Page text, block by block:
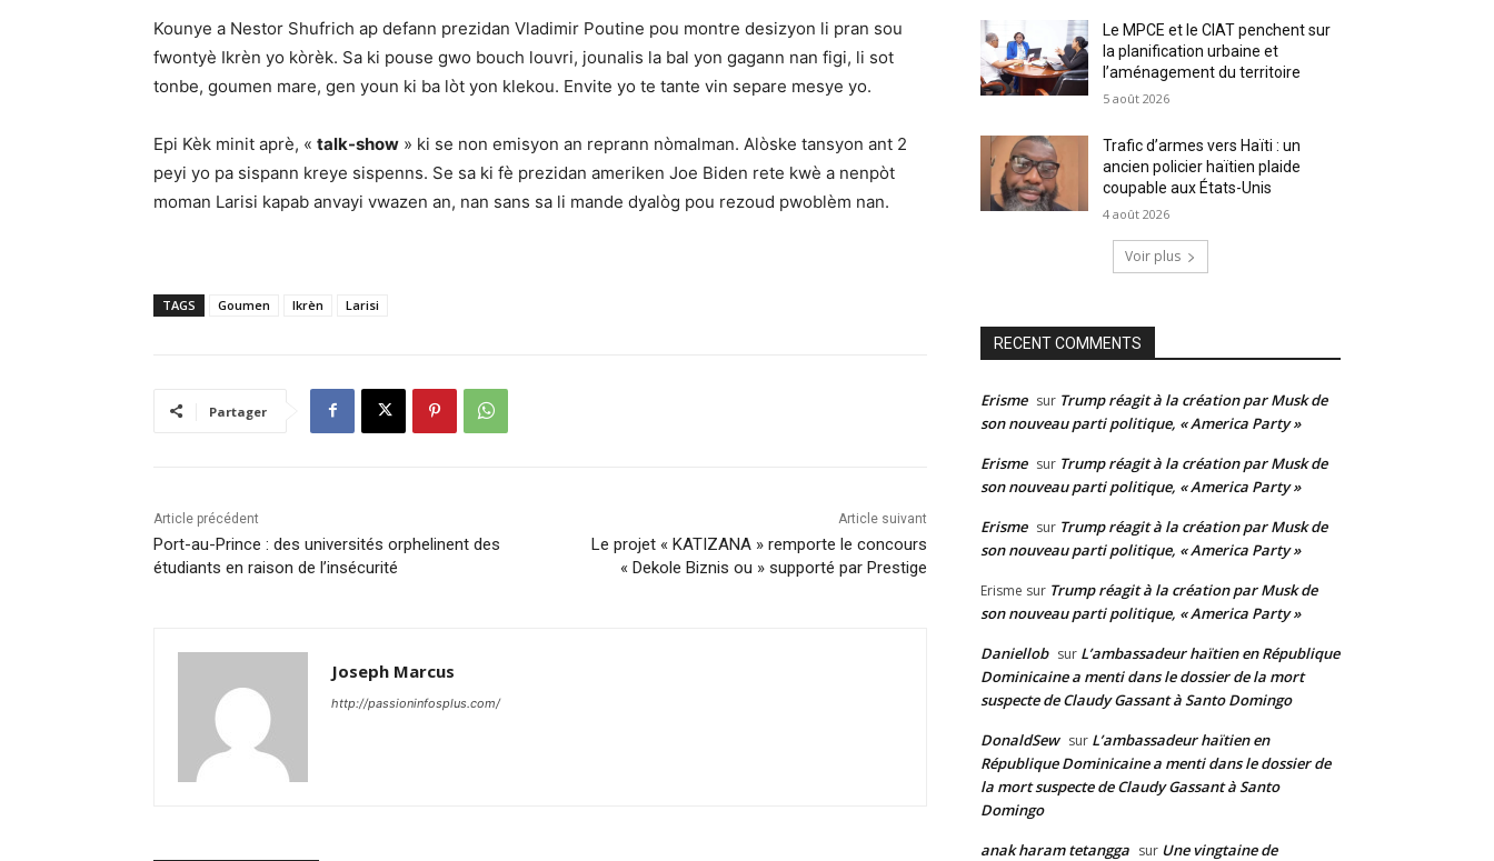
Kounye a Nestor Shufrich ap defann prezidan Vladimir Poutine pou montre desizyon li pran sou
fwontyè Ikrèn yo kòrèk. Sa ki pouse gwo bouch louvri, jounalis la bal yon gagann nan figi, li sot
tonbe, goumen mare, gen youn ki ba lòt yon klekou. Envite yo te tante vin separe mesye yo.
Epi Kèk minit aprè, « talk-show » ki se non emisyon an reprann nòmalman. Alòske tansyon ant 2
peyi yo pa sispann kreye sispenns. Se sa ki fè prezidan ameriken Joe Biden rete kwè a nenpòt
moman Larisi kapab anvayi vwazen an, nan sans sa li mande dyalòg pou rezoud pwoblèm nan.
TAGS Goumen Ikrèn Larisi
Partager
Article précédent
Port-au-Prince : des universités orphelinent des
étudiants en raison de l’insécurité
Article suivant
Le projet « KATIZANA » remporte le concours
« Dekole Biznis ou » supporté par Prestige
Joseph Marcus
http://passioninfosplus.com/
Le MPCE et le CIAT penchent sur
la planification urbaine et
l’aménagement du territoire
5 août 2026
Trafic d’armes vers Haïti : un
ancien policier haïtien plaide
coupable aux États-Unis
4 août 2026
Voir plus
RECENT COMMENTS
Erisme sur Trump réagit à la création par Musk de
son nouveau parti politique, « America Party »
Erisme sur Trump réagit à la création par Musk de
son nouveau parti politique, « America Party »
Erisme sur Trump réagit à la création par Musk de
son nouveau parti politique, « America Party »
Erisme sur Trump réagit à la création par Musk de
son nouveau parti politique, « America Party »
Daniellob sur L’ambassadeur haïtien en République
Dominicaine a menti dans le dossier de la mort
suspecte de Claudy Gassant à Santo Domingo
DonaldSew sur L’ambassadeur haïtien en
République Dominicaine a menti dans le dossier de
la mort suspecte de Claudy Gassant à Santo
Domingo
anak haram tetangga sur Une vingtaine de